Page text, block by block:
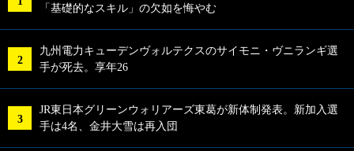
「基礎的なスキル」の欠如を悔やむ
九州電力キューデンヴォルテクスのサイモニ・ヴニランギ選
手が死去。享年26
JR東日本グリーンウォリアーズ東葛が新体制発表。新加入選
手は4名、金井大雪は再入団